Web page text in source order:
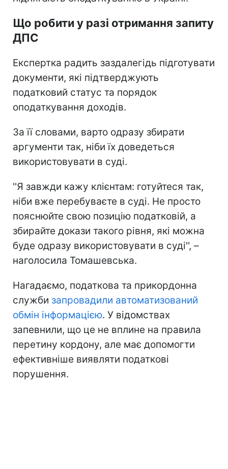
Що робити у разі отримання запиту
ДПС
Експертка радить заздалегідь підготувати
документи, які підтверджують
податковий статус та порядок
оподаткування доходів.
За її словами, варто одразу збирати
аргументи так, ніби їх доведеться
використовувати в суді.
''Я завжди кажу клієнтам: готуйтеся так,
ніби вже перебуваєте в суді. Не просто
пояснюйте свою позицію податковій, а
збирайте докази такого рівня, які можна
буде одразу використовувати в суді'', –
наголосила Томашевська.
Нагадаємо, податкова та прикордонна
служби запровадили автоматизований
обмін інформацією. У відомствах
запевнили, що це не вплине на правила
перетину кордону, але має допомогти
ефективніше виявляти податкові
порушення.